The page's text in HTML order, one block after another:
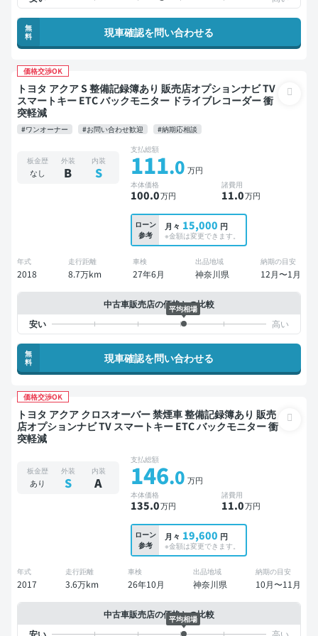
無
料
現車確認を問い合わせる
価格交渉OK
トヨタ アクア S 整備記録簿あり 販売店オプションナビ TV
スマートキー ETC バックモニター ドライブレコーダー 衝
突軽減
#ワンオーナー #お問い合わせ歓迎 #納期応相談
板金歴
なし
外装
B
内装
S
支払総額
111.0 万円
本体価格
100.0万円
諸費用
11.0万円
ローン
参考
月々 15,000 円
※金額は変更できます。
年式
2018
走行距離
8.7万km
車検
27年6月
出品地域
神奈川県
納期の目安
12月〜1月
中古車販売店の価格との比較
平均相場
無
料
現車確認を問い合わせる
価格交渉OK
トヨタ アクア クロスオーバー 禁煙車 整備記録簿あり 販売
店オプションナビ TV スマートキー ETC バックモニター 衝
突軽減
板金歴
あり
外装
S
内装
A
支払総額
146.0 万円
本体価格
135.0万円
諸費用
11.0万円
ローン
参考
月々 19,600 円
※金額は変更できます。
年式
2017
走行距離
3.6万km
車検
26年10月
出品地域
神奈川県
納期の目安
10月〜11月
中古車販売店の価格との比較
平均相場